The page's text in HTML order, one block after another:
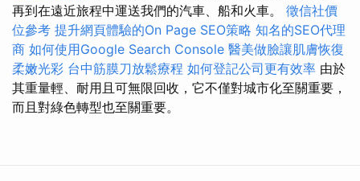
再到在遠近旅程中運送我們的汽車、船和火車。 徵信社價
位參考 提升網頁體驗的On Page SEO策略 知名的SEO代理
商 如何使用Google Search Console 醫美做臉讓肌膚恢復
柔嫩光彩 台中筋膜刀放鬆療程 如何登記公司更有效率 由於
其重量輕、耐用且可無限回收，它不僅對城市化至關重要，
而且對綠色轉型也至關重要。